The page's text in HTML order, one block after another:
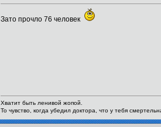
Зато прочло 76 человек
Хватит быть ленивой жопой.
То чувство, когда убедил доктора, что у тебя